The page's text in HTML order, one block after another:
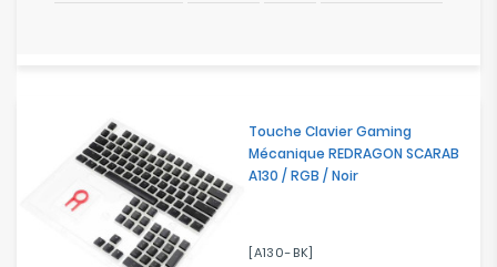
Touche Clavier Gaming
Mécanique REDRAGON SCARAB
A130 / RGB / Noir
[A130-BK]